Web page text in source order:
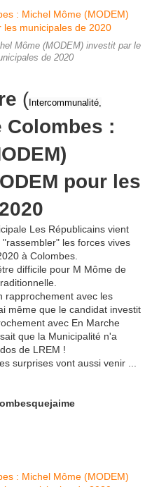
Môme (MODEM) investit par le
de 2020
( Intercommunalité,
Colombes :
pour les
Les Républicains vient
les forces vives
à Colombes.
difficile pour M Môme de
rapprochement avec les
même que le candidat investit
avec En Marche
que la Municipalité n'a
de LREM !
surprises vont aussi venir ...